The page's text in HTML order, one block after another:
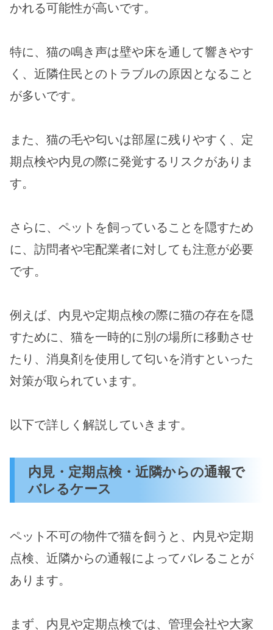
かれる可能性が高いです。
特に、猫の鳴き声は壁や床を通して響きやす
く、近隣住民とのトラブルの原因となること
が多いです。
また、猫の毛や匂いは部屋に残りやすく、定
期点検や内見の際に発覚するリスクがありま
す。
さらに、ペットを飼っていることを隠すため
に、訪問者や宅配業者に対しても注意が必要
です。
例えば、内見や定期点検の際に猫の存在を隠
すために、猫を一時的に別の場所に移動させ
たり、消臭剤を使用して匂いを消すといった
対策が取られています。
以下で詳しく解説していきます。
内見・定期点検・近隣からの通報で
バレるケース
ペット不可の物件で猫を飼うと、内見や定期
点検、近隣からの通報によってバレることが
あります。
まず、内見や定期点検では、管理会社や大家